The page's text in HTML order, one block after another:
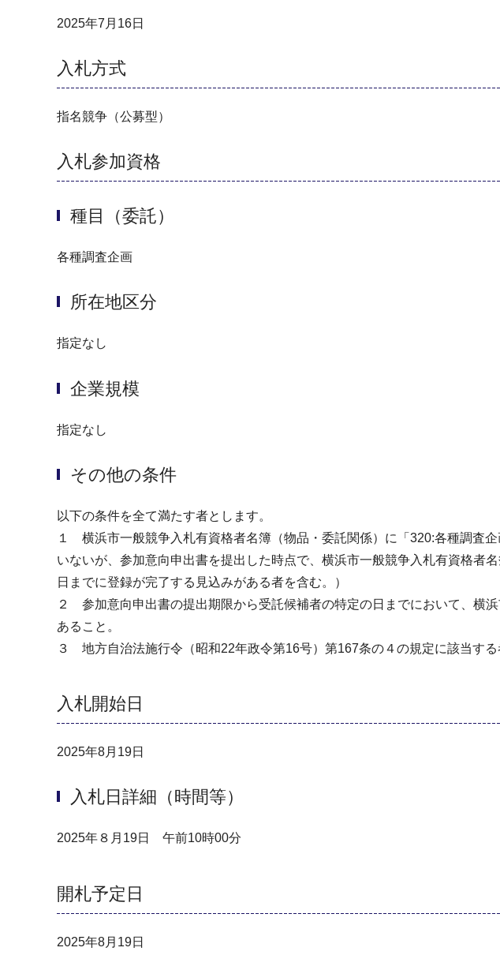
2025年7月16日
入札方式
指名競争（公募型）
入札参加資格
種目（委託）
各種調査企画
所在地区分
指定なし
企業規模
指定なし
その他の条件
以下の条件を全て満たす者とします。
１ 横浜市一般競争入札有資格者名簿（物品・委託関係）に「320:各種調査
いないが、参加意向申出書を提出した時点で、横浜市一般競争入札有資格者
日までに登録が完了する見込みがある者を含む。）
２ 参加意向申出書の提出期限から受託候補者の特定の日までにおいて、横
あること。
３ 地方自治法施行令（昭和22年政令第16号）第167条の４の規定に該当する
入札開始日
2025年8月19日
入札日詳細（時間等）
2025年８月19日 午前10時00分
開札予定日
2025年8月19日